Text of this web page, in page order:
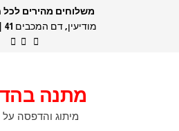
משלוחים מהירים
מודיעין, דם המכבים 41 | 058-7870022
מתנה
מיתוג והדפסה על